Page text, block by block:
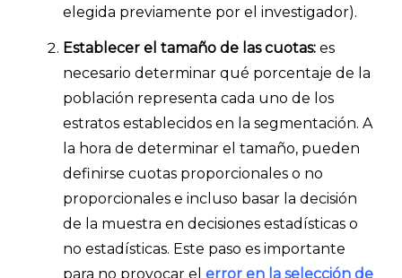
elegida previamente por el investigador).
Establecer el tamaño de las cuotas: es
necesario determinar qué porcentaje de la
población representa cada uno de los
estratos establecidos en la segmentación. A
la hora de determinar el tamaño, pueden
definirse cuotas proporcionales o no
proporcionales e incluso basar la decisión
de la muestra en decisiones estadísticas o
no estadísticas. Este paso es importante
para no provocar el error en la selección de